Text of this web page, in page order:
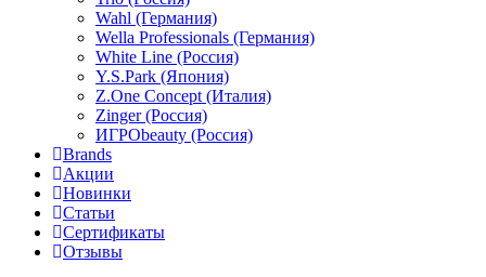
Wahl (Германия)
Wella Professionals (Германия)
White Line (Россия)
Y.S.Park (Япония)
Z.One Concept (Италия)
Zinger (Россия)
ИГРОbeauty (Россия)
Brands
Акции
Новинки
Статьи
Сертификаты
Отзывы